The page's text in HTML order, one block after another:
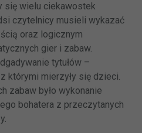
się wielu ciekawostek
czytelnicy musieli wykazać
oraz logicznym
gier i zabaw.
tytułów –
którymi mierzyły się dzieci.
zabaw było wykonanie
bohatera z przeczytanych